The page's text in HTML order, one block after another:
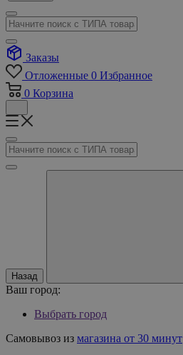
Заказы
Отложенные 0 Избранное
0 Корзина
Назад
Ваш город:
Выбрать город
Самовывоз из магазина от 30 минут